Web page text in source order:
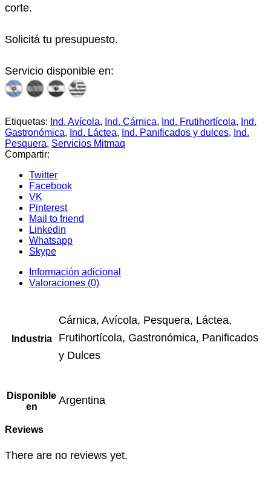
corte.
Solicitá tu presupuesto.
Servicio disponible en:
Etiquetas: Ind. Avícola, Ind. Cárnica, Ind. Frutihortícola, Ind.
Gastronómica, Ind. Láctea, Ind. Panificados y dulces, Ind.
Pesquera, Servicios Mitmaq
Compartir:
Twitter
Facebook
VK
Pinterest
Mail to friend
Linkedin
Whatsapp
Skype
Información adicional
Valoraciones (0)
Industria
Cárnica, Avícola, Pesquera, Láctea,
Frutihortícola, Gastronómica, Panificados
y Dulces
Disponible
en
Argentina
Reviews
There are no reviews yet.